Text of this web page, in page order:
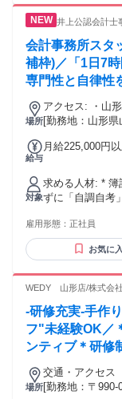
に、業績に応じて★決算
とプロセスの両
る仕組み。 自
で最高得点を獲
り、先輩が積極
の成長スピードを
や成果に対する
ーン。 会社が
価として受け取れる。 ★決算賞与★ 会社の
談ください。 【必須】 ＊普通自動車運転免許 ＊高卒以上 ＊
PCの基本操作
応 など ＃異業種からの転職者も応援 【こんな方も是非】 ・
接客業に興味が
売職に就きたい
仕事が好き ・
る仕事がしたい
は昇給が見込め
ができる仕事が
い ★未経験者大歓迎！ 接客や販売の経験は一切不問！ おし
えて行動できる
ビス系の経験がある”
ンタビュー】 3
事に不安を 感じ
さった おかげ
た。 お客様に居心地の良い、 そして温かい時間を過ごして欲
しい！ という
た時は やりがい
いますね♪ また評価制度もしっかりしていて、 年に一度の基
本給の昇給 ＋社
も、 仕事のやる気
いいときは、 年
井上公認会計士
会計事務所スタ
補枠)／「1日7
専門性と自律性
ではなく「自ら
場所
アクセ
[勤務地：山形県
給与
月給225,000円以上 給与: 【募集枠ごと
当・賞与） * 未経験者も一律同水準からスタート可能です
が、知識レベル
ルに基づき個別
のではなく「自
満の場合は195,000円～
255,000円〜 + 各種手当・賞
客担当として自
なる作業量では
質管理、顧客対
管理職（マネー
績に応じ応相談） * 現場実務に加えて、チームの品質
管理、育成、業
のマネジメント
をご提示します。 【諸手当・待遇】 ・年2回賞与、昇
対象
求める人材: * 簿記2級以上 * 高い成長意欲を持ち、指示を待た
ずに「自調自考
えることなく、プ
および入社時の
化へのポテンシ
雇用形態： 正社員
お気に
WEDY 山形店/株式会
-研修充実-手作
フ"未経験OK／
ンティブ＊研修
場所
交通・アクセス
[勤務地：〒990-